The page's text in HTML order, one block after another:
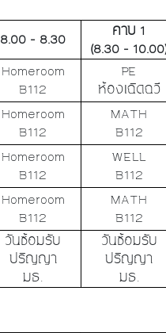
8.00 - 8.30
คาบ 1
(8.30 -
Homeroom
B112
PE
ห้องเฉิดฉวี
Homeroom
B112
MATH
B112
Homeroom
B112
WELL
B112
Homeroom
B112
MATH
B112
วันซ้อมรับ
ปริญญา
มธ.
วันซ้อมรับ
ปริญญา
มธ.